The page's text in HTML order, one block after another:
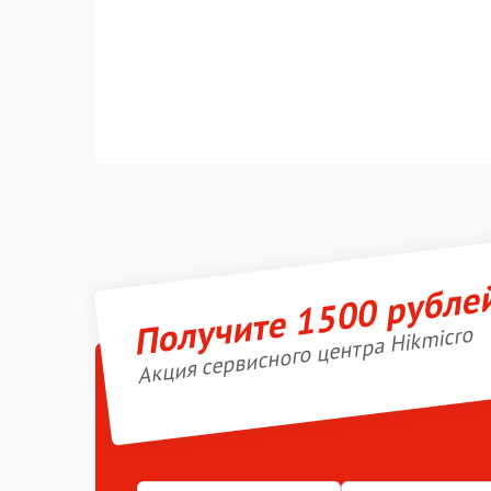
Получите 1500
Акция сервисного центра Hikmicro